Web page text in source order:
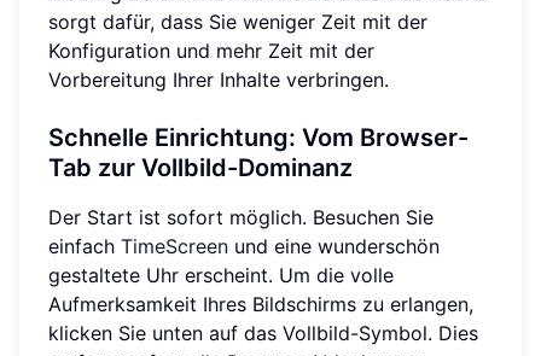
sorgt dafür, dass Sie weniger Zeit mit der
Konfiguration und mehr Zeit mit der
Vorbereitung Ihrer Inhalte verbringen.
Schnelle Einrichtung: Vom Browser-
Tab zur Vollbild-Dominanz
Der Start ist sofort möglich. Besuchen Sie
einfach TimeScreen und eine wunderschön
gestaltete Uhr erscheint. Um die volle
Aufmerksamkeit Ihres Bildschirms zu erlangen,
klicken Sie unten auf das Vollbild-Symbol. Dies